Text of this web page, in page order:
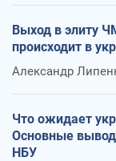
Выход в элиту
происходит в
Александр
Что ожидает
Основные
НБУ